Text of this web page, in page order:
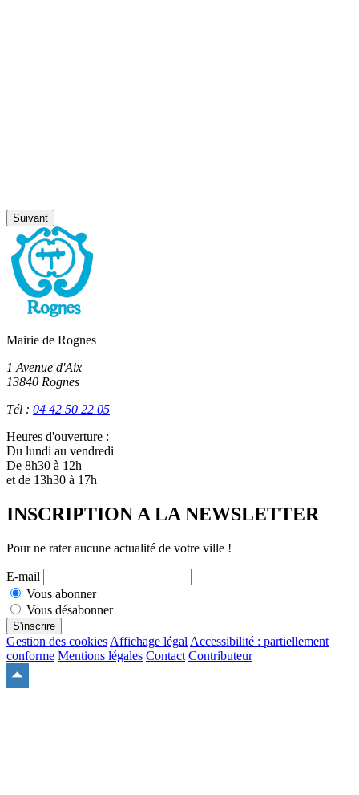
Suivant
Mairie de Rognes
1 Avenue d'Aix
13840 Rognes
Tél : 04 42 50 22 05
Heures d'ouverture :
Du lundi au vendredi
De 8h30 à 12h
et de 13h30 à 17h
INSCRIPTION A LA NEWSLETTER
Pour ne rater aucune actualité de votre ville !
E-mail
Vous abonner
Vous désabonner
S'inscrire
Gestion des cookies Affichage légal Accessibilité : partiellement
conforme Mentions légales Contact Contributeur